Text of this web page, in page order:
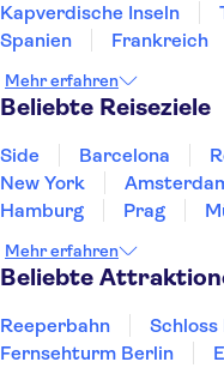
Kapverdische Inseln
Spanien
Frankreich
Norwegen
Polen
Mehr erfahren
Beliebte Reiseziele
Side Barcelona
New York
Hamburg
Prag
Heidelberg
Bremen
Mehr erfahren
Beliebte
Reeperbahn
Fernsehturm Berlin